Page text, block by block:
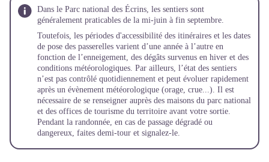
Dans le Parc national des Écrins, les sentiers sont
généralement praticables de la mi-juin à fin septembre.
Toutefois, les périodes d'accessibilité des itinéraires et les dates
de pose des passerelles varient d’une année à l’autre en
fonction de l’enneigement, des dégâts survenus en hiver et des
conditions météorologiques. Par ailleurs, l’état des sentiers
n’est pas contrôlé quotidiennement et peut évoluer rapidement
après un évènement météorologique (orage, crue...). Il est
nécessaire de se renseigner auprès des maisons du parc national
et des offices de tourisme du territoire avant votre sortie.
Pendant la randonnée, en cas de passage dégradé ou
dangereux, faites demi-tour et signalez-le.